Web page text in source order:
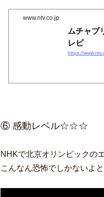
www.ntv.co.jp
ムチャブ
レビ
https://
⑥ 感動レベル☆☆☆
NHKで北京オリンピックの
こんなん恐怖でしかないよ